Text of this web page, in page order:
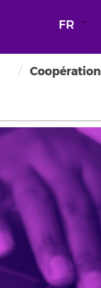
FR
Coopération